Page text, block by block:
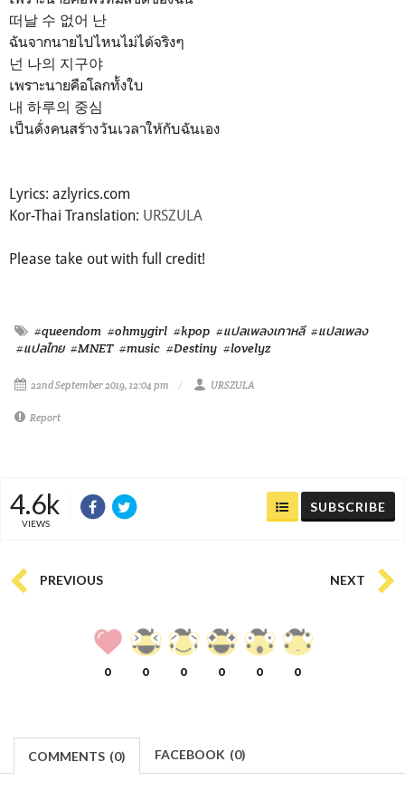
떠날 수 없어 난
ฉันจากนายไปไหนไม่ได้จริงๆ
넌 나의 지구야
เพราะนายคือโลกทั้งใบ
내 하루의 중심
เป็นดั่งคนสร้างวันเวลาให้กับฉันเอง
Lyrics: azlyrics.com
Kor-Thai Translation: URSZULA
Please take out with full credit!
#queendom #ohmygirl #kpop #แปลเพลงเกาหลี #แปลเพลง
#แปลไทย #MNET #music #Destiny #lovelyz
22nd September 2019, 12:04 pm URSZULA
Report
4.6k
VIEWS
SUBSCRIBE
PREVIOUS NEXT
0 0 0 0 0 0
COMMENTS (0) FACEBOOK (0)